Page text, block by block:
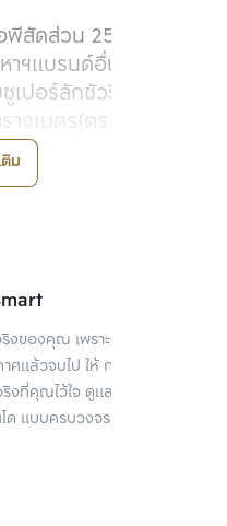
สัดส่วน 25%และเป็น
ฯแบรนด์อื่นๆ
ปอร์ลักชัวรี่ ราคา
เมตร(ตร.ม.)
ลักชัวรี่ ราคาตั้งแต่
26%กลุ่มลักชัวรี่
บีซี เติบโตมากับ
ทำโรดโชว์ในต่าง
ต้หวัน อินโดนีเซีย
ป้าหมายที่จะทำยอดขาย
ท จากในช่วง 4 ปีที่
ล้านบาท ในปี
ม
ของคุณ เพราะการขายอสัง
ศแล้วจบไป ให้ กรุงเทพ ซิตี้สมา
ที่คุณไว้ใจ ดูแลเรื่องขาย
ด แบบครบวงจร